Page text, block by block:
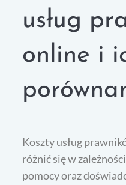
usług
online i
Koszty usług
różnić się w
pomocy oraz